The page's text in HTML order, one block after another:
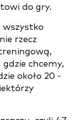
do gry.
rzecz
chcemy,
około 20 -